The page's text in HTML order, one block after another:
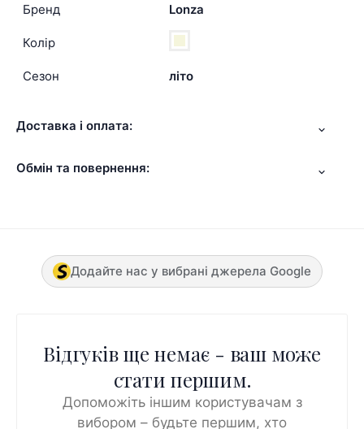
Бренд
Lonza
Колір
Сезон літо
Доставка і оплата:
Обмін та повернення:
Додайте нас у вибрані джерела Google
Відгуків ще немає - ваш може
стати першим.
Допоможіть іншим користувачам з
вибором – будьте першим, хто